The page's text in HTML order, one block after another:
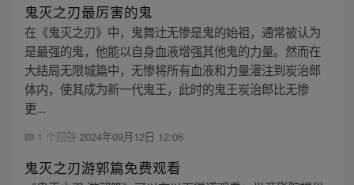
鬼灭之刃最厉害的鬼
在《鬼灭之刃》中，鬼舞辻无惨是鬼的始祖，通常被认为
是最强的鬼，他能以自身血液增强其他鬼的力量。然而在
大结局无限城篇中，无惨将所有血液和力量灌注到炭治郎
体内，使其成为新一代鬼王，此时的鬼王炭治郎比无惨
更...
1 个回答 2024年09月12日 12:06
鬼灭之刃游郭篇免费观看